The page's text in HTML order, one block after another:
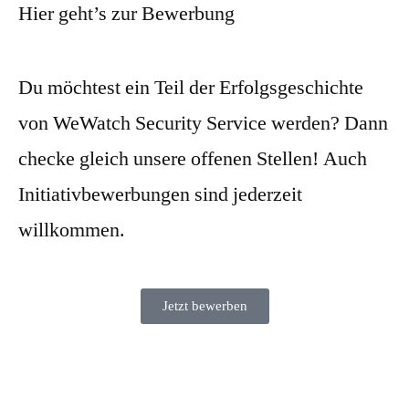
Hier geht’s zur Bewerbung
Du möchtest ein Teil der Erfolgsgeschichte
von WeWatch Security Service werden? Dann
checke gleich unsere offenen Stellen! Auch
Initiativbewerbungen sind jederzeit
willkommen.
Jetzt bewerben